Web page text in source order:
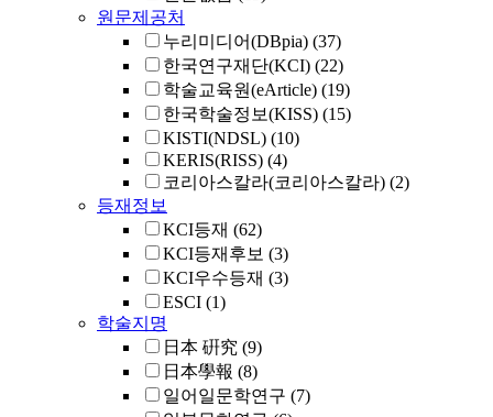
원문제공처
누리미디어(DBpia) (37)
한국연구재단(KCI) (22)
학술교육원(eArticle) (19)
한국학술정보(KISS) (15)
KISTI(NDSL) (10)
KERIS(RISS) (4)
코리아스칼라(코리아스칼라) (2)
등재정보
KCI등재 (62)
KCI등재후보 (3)
KCI우수등재 (3)
ESCI (1)
학술지명
日本 硏究 (9)
日本學報 (8)
일어일문학연구 (7)